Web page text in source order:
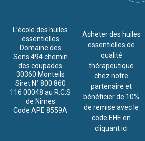
L’école des huiles
essentielles
Domaine des
Sens 494 chemin
des coupades
30360 Monteils
Siret N° 800 860
116 00048 au R.C.S
de Nîmes
Code APE 8559A
Acheter des huiles
essentielles de
qualité
thérapeutique
chez notre
partenaire et
bénéficier de 10%
de remise avec le
code EHE en
cliquant ici